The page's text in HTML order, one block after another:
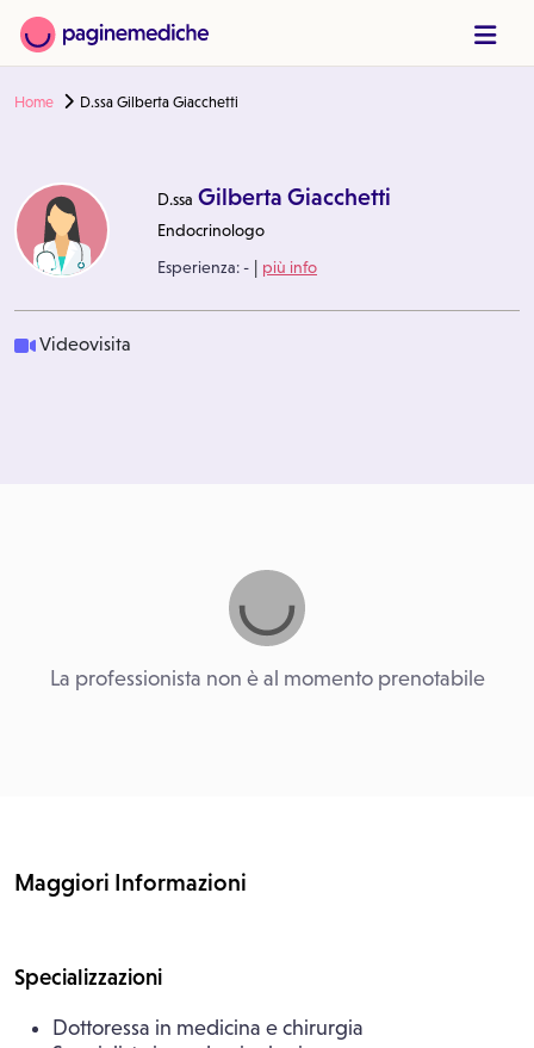
Home D.ssa Gilberta Giacchetti
D.ssa Gilberta Giacchetti
Endocrinologo
Esperienza:- | più info
Videovisita
La professionista non è al momento prenotabile
Maggiori Informazioni
Specializzazioni
Dottoressa in medicina e chirurgia